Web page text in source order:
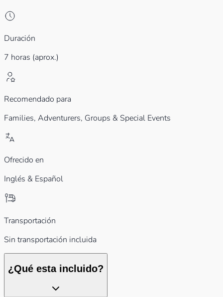
Duración
7 horas (aprox.)
Recomendado para
Families, Adventurers, Groups & Special Events
Ofrecido en
Inglés & Español
Transportación
Sin transportación incluida
¿Qué esta incluido?